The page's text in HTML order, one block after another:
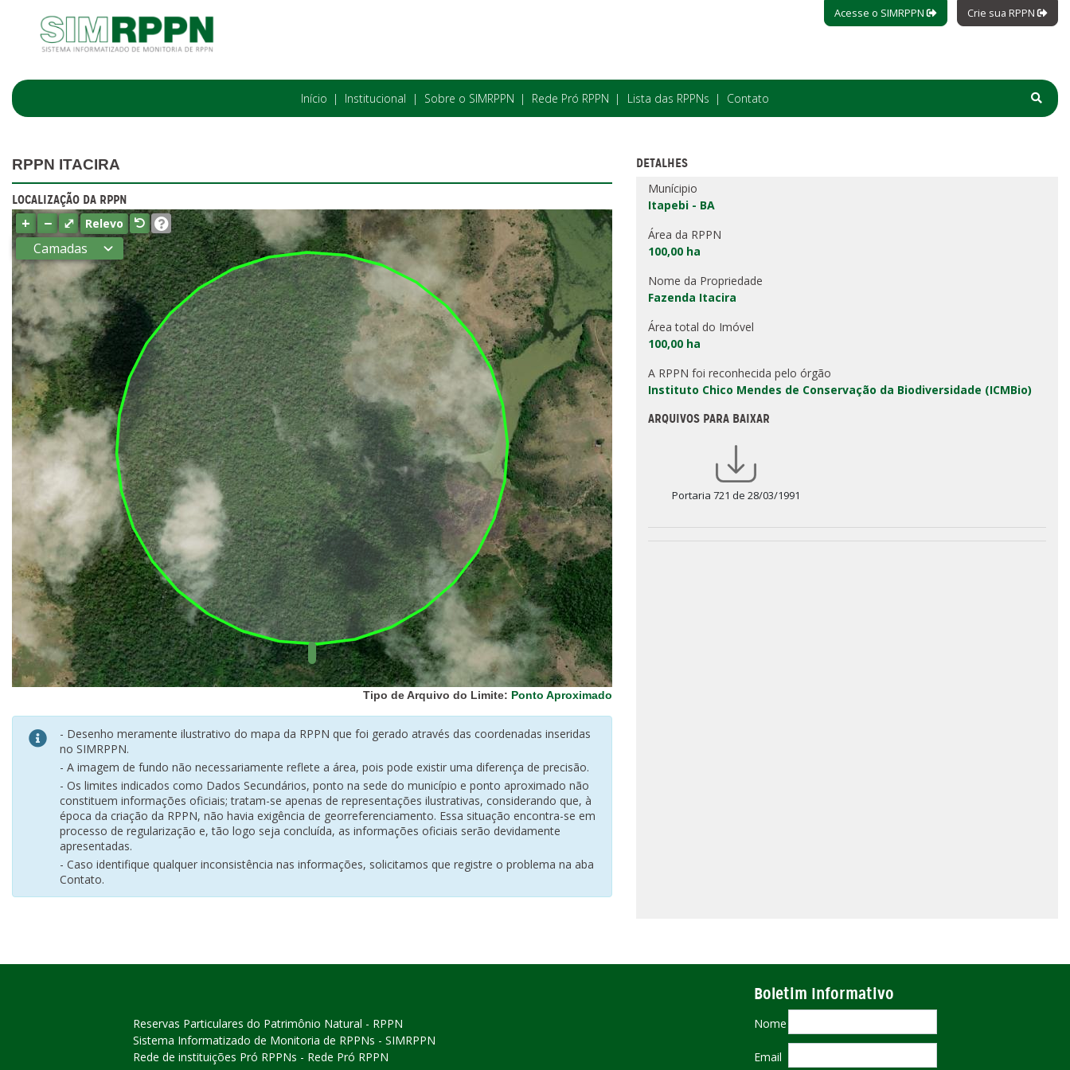
Acesse o SIMRPPN Crie sua RPPN
Início Institucional Sobre o SIMRPPN Rede Pró RPPN Lista das RPPNs Contato
RPPN ITACIRA
LOCALIZAÇÃO DA RPPN
+ − ⤢ Relevo
Camadas
Estados
Municípios
Terras
indígenas
(FUNAI)
UC Federal
UC Estaduais
UC
Municipais
Hidrografia
1:1.000.000
(ANA)
Biomas
(IBGE)
Vegetação
(IBGE)
Rodovias
(IBGE)
Relevo
(IBGE)
Tipo de Arquivo do Limite: Ponto Aproximado
- Desenho meramente ilustrativo do mapa da RPPN que foi gerado através das coordenadas inseridas
no SIMRPPN.
- A imagem de fundo não necessariamente reflete a área, pois pode existir uma diferença de precisão.
- Os limites indicados como Dados Secundários, ponto na sede do município e ponto aproximado não
constituem informações oficiais; tratam-se apenas de representações ilustrativas, considerando que, à
época da criação da RPPN, não havia exigência de georreferenciamento. Essa situação encontra-se em
processo de regularização e, tão logo seja concluída, as informações oficiais serão devidamente
apresentadas.
- Caso identifique qualquer inconsistência nas informações, solicitamos que registre o problema na aba
Contato.
DETALHES
Munícipio
Itapebi - BA
Área da RPPN
100,00 ha
Nome da Propriedade
Fazenda Itacira
Área total do Imóvel
100,00 ha
A RPPN foi reconhecida pelo órgão
Instituto Chico Mendes de Conservação da Biodiversidade (ICMBio)
ARQUIVOS PARA BAIXAR
Portaria 721 de 28/03/1991
Reservas Particulares do Patrimônio Natural - RPPN
Sistema Informatizado de Monitoria de RPPNs - SIMRPPN
Rede de instituições Pró RPPNs - Rede Pró RPPN
Boletim Informativo
Nome
Email